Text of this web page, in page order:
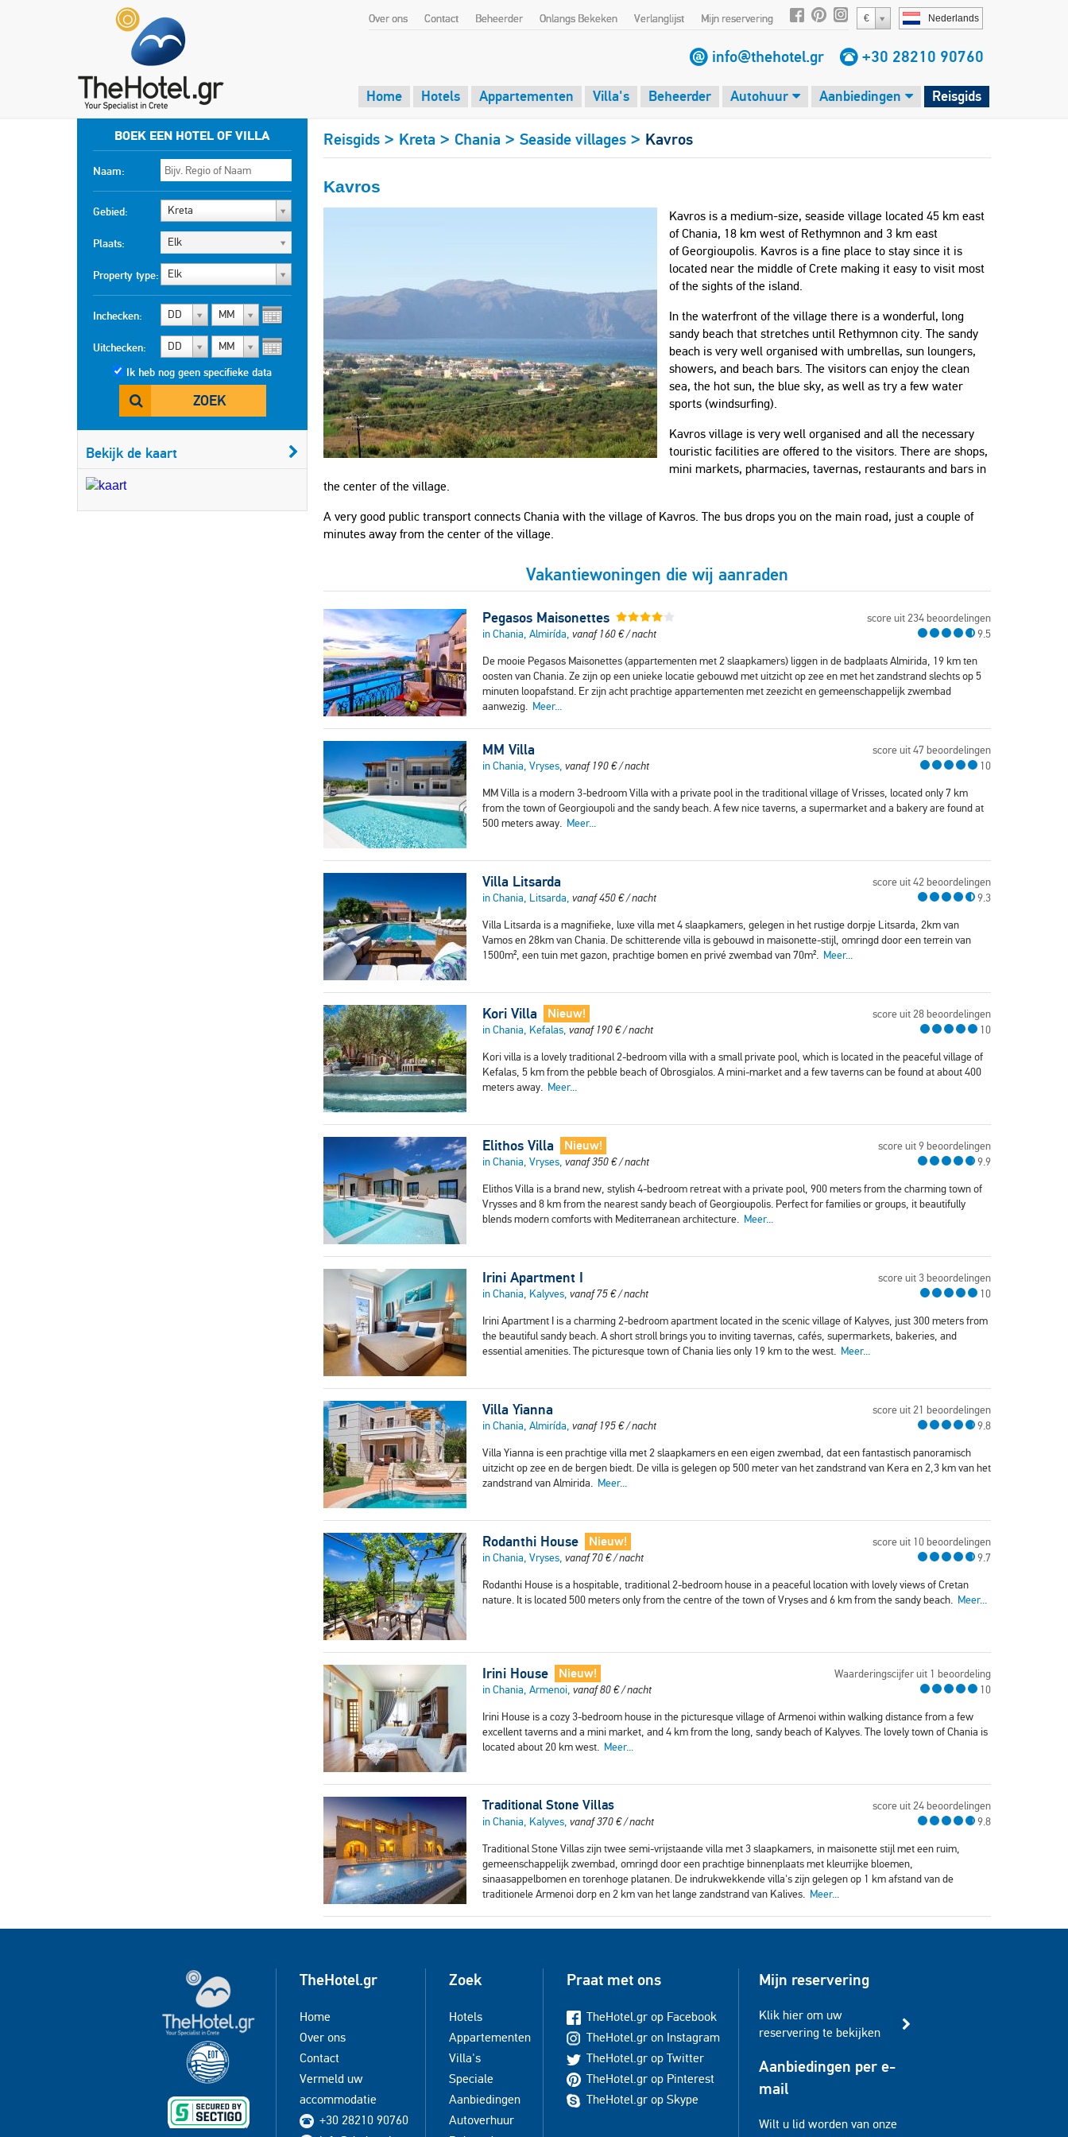
Nederlands
€
Over ons Contact Beheerder Onlangs Bekeken Verlanglijst Mijn reservering
info@thehotel.gr +30 28210 90760
Home Hotels Appartementen Villa's Beheerder Autohuur Aanbiedingen Reisgids
BOEK EEN HOTEL OF VILLA
Naam:
Gebied: Kreta
Plaats: Elk
Property type: Elk
Inchecken: DD MM
Uitchecken: DD MM
Ik heb nog geen specifieke data
ZOEK
Bekijk de kaart
Reisgids > Kreta > Chania > Seaside villages > Kavros
Kavros
Kavros is a medium-size, seaside village located 45 km east
of Chania, 18 km west of Rethymnon and 3 km east
of Georgioupolis. Kavros is a fine place to stay since it is
located near the middle of Crete making it easy to visit most
of the sights of the island.
In the waterfront of the village there is a wonderful, long
sandy beach that stretches until Rethymnon city. The sandy
beach is very well organised with umbrellas, sun loungers,
showers, and beach bars. The visitors can enjoy the clean
sea, the hot sun, the blue sky, as well as try a few water
sports (windsurfing).
Kavros village is very well organised and all the necessary
touristic facilities are offered to the visitors. There are shops,
mini markets, pharmacies, tavernas, restaurants and bars in
the center of the village.
A very good public transport connects Chania with the village of Kavros. The bus drops you on the main road, just a couple of
minutes away from the center of the village.
Vakantiewoningen die wij aanraden
Pegasos Maisonettes
in Chania, Almirída, vanaf 160€/ nacht
score uit 234 beoordelingen
9.5
De mooie Pegasos Maisonettes (appartementen met 2 slaapkamers) liggen in de badplaats Almirida, 19 km ten
oosten van Chania. Ze zijn op een unieke locatie gebouwd met uitzicht op zee en met het zandstrand slechts op 5
minuten loopafstand. Er zijn acht prachtige appartementen met zeezicht en gemeenschappelijk zwembad
aanwezig. Meer...
MM Villa
in Chania, Vryses, vanaf 190€/ nacht
score uit 47 beoordelingen
10
MM Villa is a modern 3-bedroom Villa with a private pool in the traditional village of Vrisses, located only 7 km
from the town of Georgioupoli and the sandy beach. A few nice taverns, a supermarket and a bakery are found at
500 meters away. Meer...
Villa Litsarda
in Chania, Litsarda, vanaf450€/ nacht
score uit 42 beoordelingen
9.3
Villa Litsarda is a magnifieke, luxe villa met 4 slaapkamers, gelegen in het rustige dorpje Litsarda, 2km van
Vamos en 28km van Chania. De schitterende villa is gebouwd in maisonette-stijl, omringd door een terrein van
1500m², een tuin met gazon, prachtige bomen en privé zwembad van 70m². Meer...
Kori Villa Nieuw!
in Chania, Kefalas, vanaf 190€/ nacht
score uit 28 beoordelingen
10
Kori villa is a lovely traditional 2-bedroom villa with a small private pool, which is located in the peaceful village of
Kefalas, 5 km from the pebble beach of Obrosgialos. A mini-market and a few taverns can be found at about 400
meters away. Meer...
Elithos Villa Nieuw!
in Chania, Vryses, vanaf350€/ nacht
score uit 9 beoordelingen
9.9
Elithos Villa is a brand new, stylish 4-bedroom retreat with a private pool, 900 meters from the charming town of
Vrysses and 8 km from the nearest sandy beach of Georgioupolis. Perfect for families or groups, it beautifully
blends modern comforts with Mediterranean architecture. Meer...
Irini Apartment I
in Chania, Kalyves, vanaf75€/ nacht
score uit 3 beoordelingen
10
Irini Apartment I is a charming 2-bedroom apartment located in the scenic village of Kalyves, just 300 meters from
the beautiful sandy beach. A short stroll brings you to inviting tavernas, cafés, supermarkets, bakeries, and
essential amenities. The picturesque town of Chania lies only 19 km to the west. Meer...
Villa Yianna
in Chania, Almirída, vanaf 195€/ nacht
score uit 21 beoordelingen
9.8
Villa Yianna is een prachtige villa met 2 slaapkamers en een eigen zwembad, dat een fantastisch panoramisch
uitzicht op zee en de bergen biedt. De villa is gelegen op 500 meter van het zandstrand van Kera en 2,3 km van het
zandstrand van Almirida. Meer...
Rodanthi House Nieuw!
in Chania, Vryses, vanaf70€/ nacht
score uit 10 beoordelingen
9.7
Rodanthi House is a hospitable, traditional 2-bedroom house in a peaceful location with lovely views of Cretan
nature. It is located 500 meters only from the centre of the town of Vryses and 6 km from the sandy beach. Meer...
Irini House Nieuw!
in Chania, Armenoi, vanaf80€/ nacht
Waarderingscijfer uit 1 beoordeling
10
Irini House is a cozy 3-bedroom house in the picturesque village of Armenoi within walking distance from a few
excellent taverns and a mini market, and 4 km from the long, sandy beach of Kalyves. The lovely town of Chania is
located about 20 km west. Meer...
Traditional Stone Villas
in Chania, Kalyves, vanaf370€/ nacht
score uit 24 beoordelingen
9.8
Traditional Stone Villas zijn twee semi-vrijstaande villa met 3 slaapkamers, in maisonette stijl met een ruim,
gemeenschappelijk zwembad, omringd door een prachtige binnenplaats met kleurrijke bloemen,
sinaasappelbomen en torenhoge platanen. De indrukwekkende villa's zijn gelegen op 1 km afstand van de
traditionele Armenoi dorp en 2 km van het lange zandstrand van Kalives. Meer...
TheHotel.gr
Home
Over ons
Contact
Vermeld uw
accommodatie
+30 28210 90760
Zoek
Hotels
Appartementen
Villa's
Speciale
Aanbiedingen
Autoverhuur
Praat met ons
TheHotel.gr op Facebook
TheHotel.gr on Instagram
TheHotel.gr op Twitter
TheHotel.gr op Pinterest
TheHotel.gr op Skype
Mijn reservering
Klik hier om uw
reservering te bekijken
Aanbiedingen per e-
mail
Wilt u lid worden van onze